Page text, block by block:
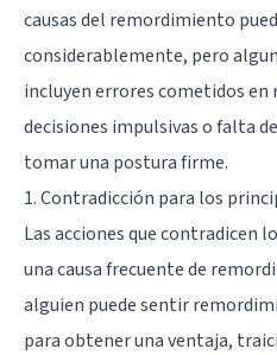
causas del remordimiento
considerablemente, pero
incluyen errores cometidos
decisiones impulsivas o falta
tomar una postura firme.
1. Contradicción para los
Las acciones que contradicen
una causa frecuente de
alguien puede sentir
para obtener una ventaja,